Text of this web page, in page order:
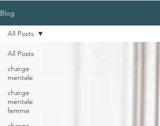
Blog
All Posts
charge
mentale
charge
mentale
femme
All Posts